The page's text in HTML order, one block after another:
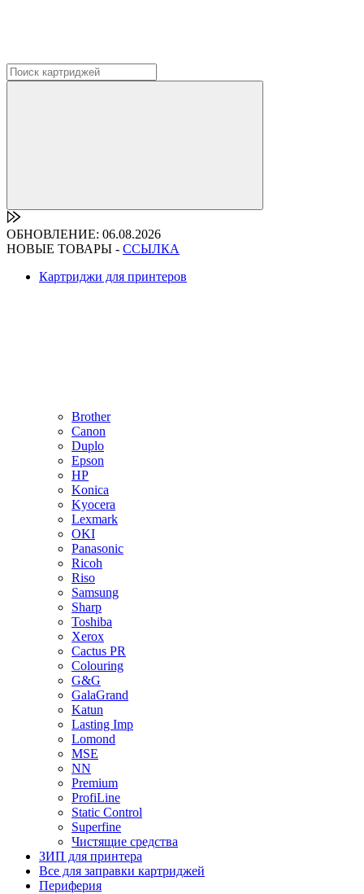
ОБНОВЛЕНИЕ: 06.08.2026
НОВЫЕ ТОВАРЫ - ССЫЛКА
Картриджи для принтеров
Brother
Canon
Duplo
Epson
HP
Konica
Kyocera
Lexmark
OKI
Panasonic
Ricoh
Riso
Samsung
Sharp
Toshiba
Xerox
Cactus PR
Colouring
G&G
GalaGrand
Katun
Lasting Imp
Lomond
MSE
NN
Premium
ProfiLine
Static Control
Superfine
Чистящие средства
ЗИП для принтера
Все для заправки картриджей
Периферия